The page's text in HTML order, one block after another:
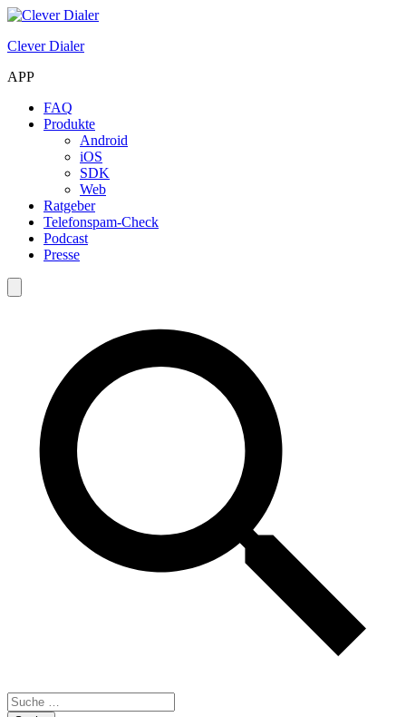
Clever Dialer
APP
FAQ
Produkte
Android
iOS
SDK
Web
Ratgeber
Telefonspam-Check
Podcast
Presse